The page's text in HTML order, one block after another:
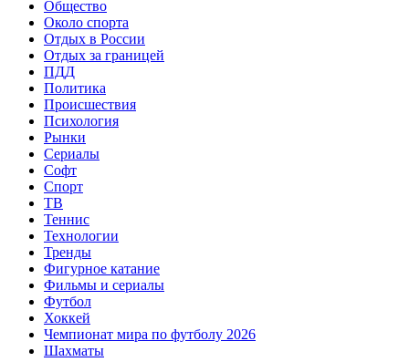
Общество
Около спорта
Отдых в России
Отдых за границей
ПДД
Политика
Происшествия
Психология
Рынки
Сериалы
Софт
Спорт
ТВ
Теннис
Технологии
Тренды
Фигурное катание
Фильмы и сериалы
Футбол
Хоккей
Чемпионат мира по футболу 2026
Шахматы